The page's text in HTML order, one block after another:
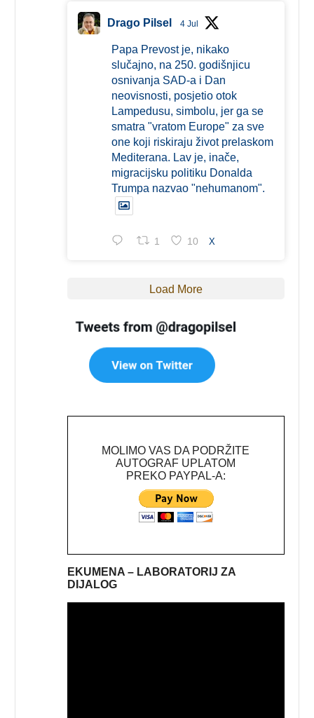
Drago Pilsel 4 Jul
Papa Prevost je, nikako
slučajno, na 250. godišnjicu
osnivanja SAD-a i Dan
neovisnosti, posjetio otok
Lampedusu, simbolu, jer ga se
smatra "vratom Europe" za sve
one koji riskiraju život prelaskom
Mediterana. Lav je, inače,
migracijsku politiku Donalda
Trumpa nazvao "nehumanom".
1 10 X
Load More
MOLIMO VAS DA PODRŽITE
AUTOGRAF UPLATOM
PREKO PAYPAL-A:
EKUMENA – LABORATORIJ ZA
DIJALOG